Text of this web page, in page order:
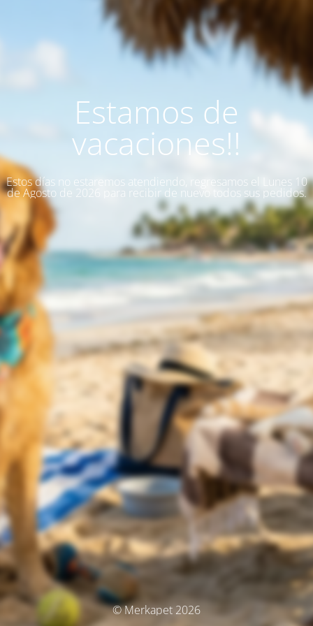
Estamos de
vacaciones!!
Estos días no estaremos atendiendo, regresamos el Lunes 10
de Agosto de 2026 para recibir de nuevo todos sus pedidos.
© Merkapet 2026